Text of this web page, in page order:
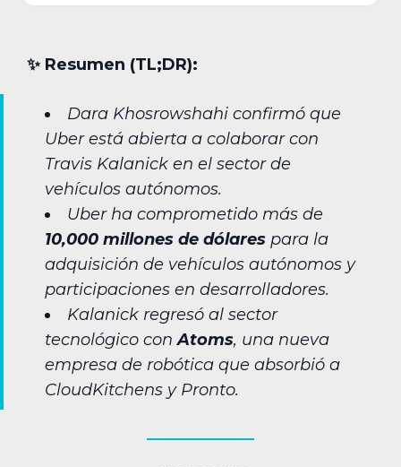
✨︎ Resumen (TL;DR):
Dara Khosrowshahi confirmó que
Uber está abierta a colaborar con
Travis Kalanick en el sector de
vehículos autónomos.
Uber ha comprometido más de
10,000 millones de dólares para la
adquisición de vehículos autónomos y
participaciones en desarrolladores.
Kalanick regresó al sector
tecnológico conAtoms, una nueva
empresa de robótica que absorbió a
CloudKitchens y Pronto.